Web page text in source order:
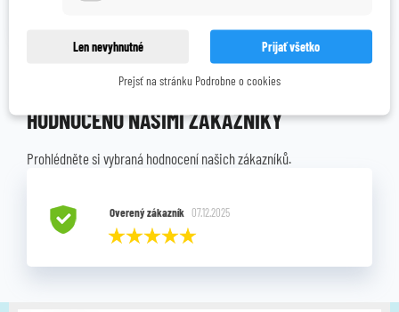
HODNOCENO NAŠIMI ZÁKAZNÍKY
Prohlédněte si vybraná hodnocení našich zákazníků.
Overený zákazník 07.12.2025
Len nevyhnutné Prijať všetko
Prejsť na stránku Podrobne o cookies